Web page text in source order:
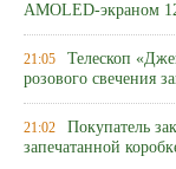
AMOLED-экраном
21:05 Телескоп
розового свечения
21:02 Покупатель
запечатанной